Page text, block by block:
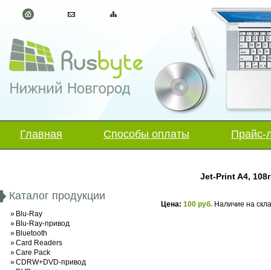
Главная Способы оплаты Прайс-
Каталог продукции
» Blu-Ray
» Blu-Ray-привод
» Bluetooth
»Card Readers
»Care Pack
»CDRW+DVD-привод
Jet-Print A4,
Цена:100 руб. Наличие на